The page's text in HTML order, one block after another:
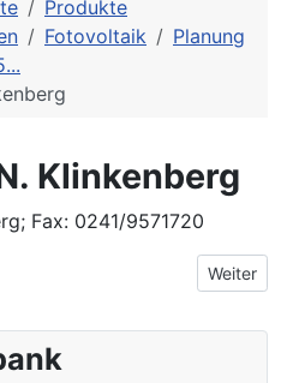
Produkte
Fotovoltaik
Planung
Klinkenberg
Fax: 0241/9571720
Förderverein e.V. Nächster
Weiter